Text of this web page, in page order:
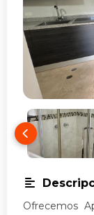
Ofrecemos